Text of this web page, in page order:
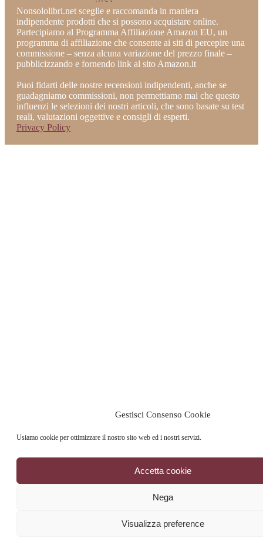
Gestisci Consenso Cookie
Usiamo cookie per ottimizzare il nostro sito web ed i nostri servizi.
Accetta cookie
Nega
Visualizza preference
Nonsololibri.net sceglie e raccomanda in maniera
indipendente prodotti che si possono acquistare online.
Partecipiamo al Programma Affiliazione Amazon EU, un
programma di affiliazione che consente ai siti di percepire una
commissione – senza alcuna variazione del prezzo finale –
pubblicizzando e fornendo link al sito Amazon.it
Puoi fidarti delle nostre recensioni indipendenti, anche se
guadagniamo commissioni, non permettiamo mai che questo
influenzi le selezioni dei nostri articoli, che sono basate su test
reali, valutazioni oggettive e consigli di esperti.
Privacy Policy